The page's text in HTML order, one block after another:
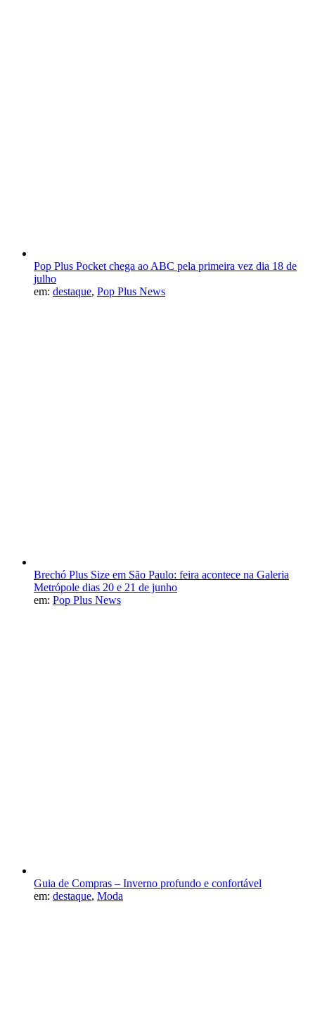
Pop Plus Pocket chega ao ABC pela primeira vez dia 18 de
julho
em: destaque, Pop Plus News
Brechó Plus Size em São Paulo: feira acontece na Galeria
Metrópole dias 20 e 21 de junho
em: Pop Plus News
Guia de Compras – Inverno profundo e confortável
em: destaque, Moda